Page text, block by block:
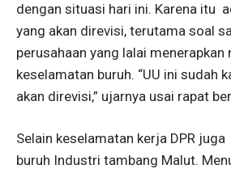
dengan situasi hari ini. Karena itu
yang akan direvisi, terutama soal
perusahaan yang lalai menerapkan
keselamatan buruh. “UU ini sudah
akan direvisi,” ujarnya usai rapat
Selain keselamatan kerja DPR juga
buruh Industri tambang Malut.